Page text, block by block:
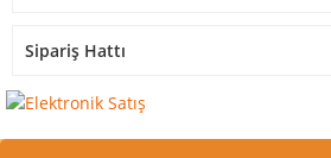
Sipariş Hattı